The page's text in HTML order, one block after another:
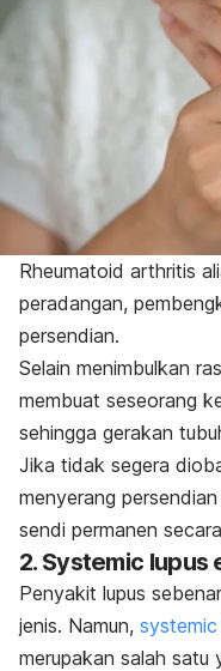
Rheumatoid arthritis
peradangan,
persendian.
Selain menimbulkan
membuat seseorang
sehingga gerakan
Jika tidak segera
menyerang persendian
sendi permanen
2. Systemic lupus
Penyakit lupus
jenis. Namun,
merupakan salah satu